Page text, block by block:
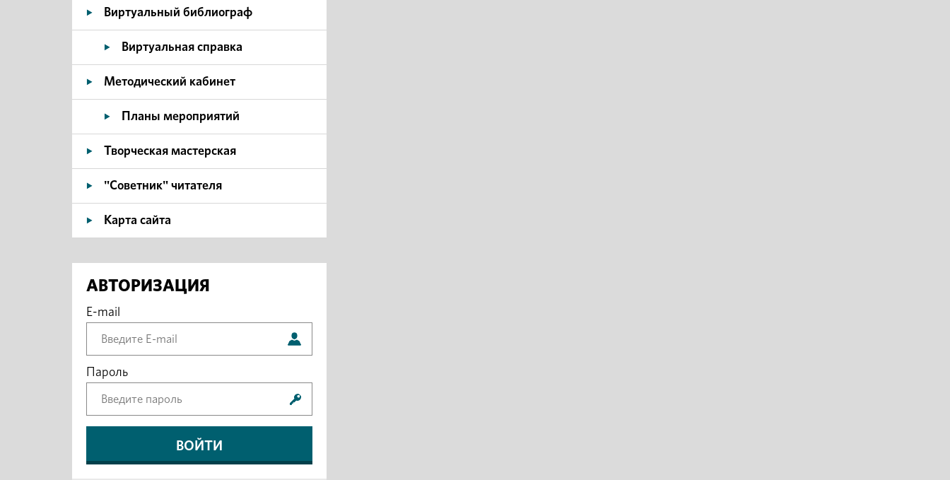
Виртуальный библиограф
Виртуальная справка
Методический кабинет
Планы мероприятий
Творческая мастерская
"Советник" читателя
Карта сайта
АВТОРИЗАЦИЯ
E-mail
Пароль